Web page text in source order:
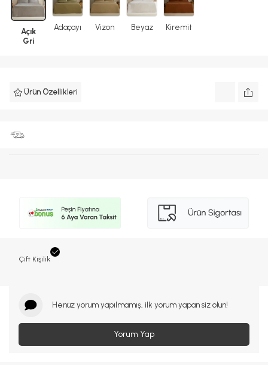
Açık
Gri
Adaçayı Vizon Beyaz Kiremit
Ürün Özellikleri
Çift Kişilik
Henüz yorum yapılmamış, ilk yorum yapan siz olun!
Yorum Yap